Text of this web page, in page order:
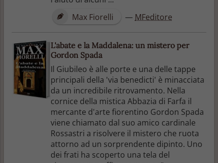
Max Fiorelli
— MFeditore
L'abate e la Maddalena: un mistero per
Gordon Spada
Il Giubileo è alle porte e una delle tappe
principali della 'via benedicti' è minacciata
da un incredibile ritrovamento. Nella
cornice della mistica Abbazia di Farfa il
mercante d'arte fiorentino Gordon Spada
viene chiamato dal suo amico cardinale
Rossastri a risolvere il mistero che ruota
attorno ad un sorprendente dipinto. Uno
dei frati ha scoperto una tela del